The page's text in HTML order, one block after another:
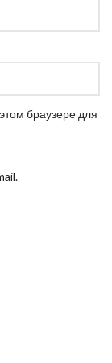
браузере для